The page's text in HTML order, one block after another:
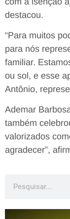
destacou.
“Para muitos
para nós
familiar.
ou sol, e esse
Antônio,
Ademar
também
valorizados
agradecer”,